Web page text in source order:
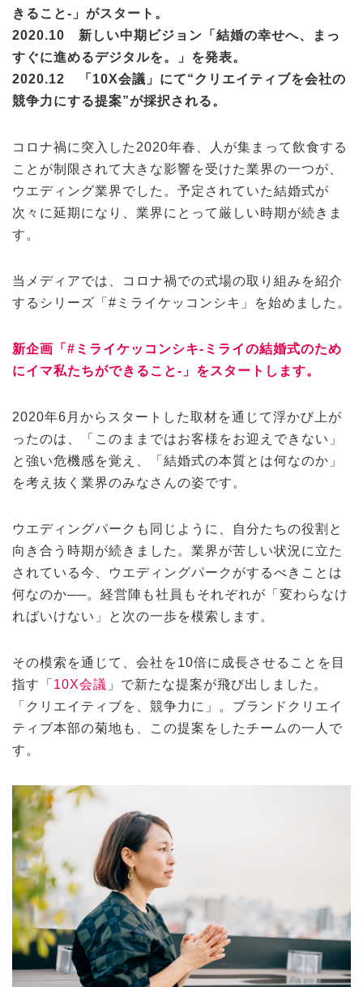
きること-」がスタート。
2020.10 新しい中期ビジョン「結婚の幸せへ、まっ
すぐに進めるデジタルを。」を発表。
2020.12 「10X会議」にて“クリエイティブを会社の
競争力にする提案”が採択される。
コロナ禍に突入した2020年春、人が集まって飲食する
ことが制限されて大きな影響を受けた業界の一つが、
ウエディング業界でした。予定されていた結婚式が
次々に延期になり、業界にとって厳しい時期が続きま
す。
当メディアでは、コロナ禍での式場の取り組みを紹介
するシリーズ「#ミライケッコンシキ」を始めました。
新企画「#ミライケッコンシキ-ミライの結婚式のため
にイマ私たちができること-」をスタートします。
2020年6月からスタートした取材を通じて浮かび上が
ったのは、「このままではお客様をお迎えできない」
と強い危機感を覚え、「結婚式の本質とは何なのか」
を考え抜く業界のみなさんの姿です。
ウエディングパークも同じように、自分たちの役割と
向き合う時期が続きました。業界が苦しい状況に立た
されている今、ウエディングパークがするべきことは
何なのか──。経営陣も社員もそれぞれが「変わらなけ
ればいけない」と次の一歩を模索します。
その模索を通じて、会社を10倍に成長させることを目
指す「 10X会議 」で新たな提案が飛び出しました。
「クリエイティブを、競争力に」。ブランドクリエイ
ティブ本部の菊地も、この提案をしたチームの一人で
す。